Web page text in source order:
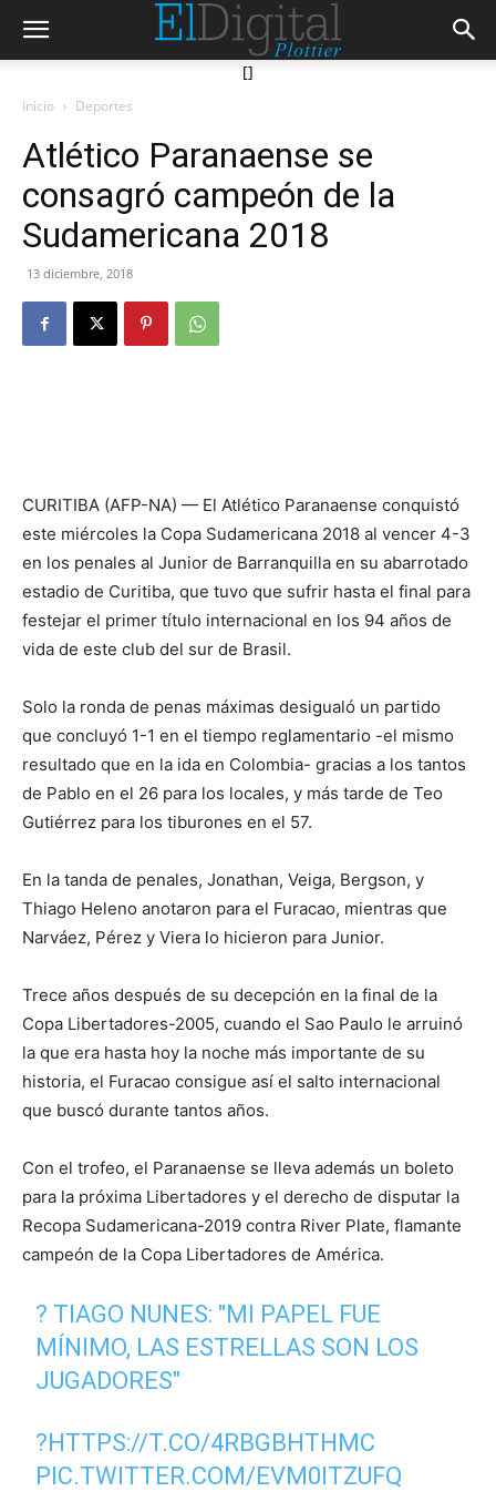
[]
Inicio Deportes
Atlético Paranaense se
consagró campeón de la
Sudamericana 2018
13 diciembre, 2018
CURITIBA (AFP-NA) — El Atlético Paranaense conquistó
este miércoles la Copa Sudamericana 2018 al vencer 4-3
en los penales al Junior de Barranquilla en su abarrotado
estadio de Curitiba, que tuvo que sufrir hasta el final para
festejar el primer título internacional en los 94 años de
vida de este club del sur de Brasil.
Solo la ronda de penas máximas desigualó un partido
que concluyó 1-1 en el tiempo reglamentario -el mismo
resultado que en la ida en Colombia- gracias a los tantos
de Pablo en el 26 para los locales, y más tarde de Teo
Gutiérrez para los tiburones en el 57.
En la tanda de penales, Jonathan, Veiga, Bergson, y
Thiago Heleno anotaron para el Furacao, mientras que
Narváez, Pérez y Viera lo hicieron para Junior.
Trece años después de su decepción en la final de la
Copa Libertadores-2005, cuando el Sao Paulo le arruinó
la que era hasta hoy la noche más importante de su
historia, el Furacao consigue así el salto internacional
que buscó durante tantos años.
Con el trofeo, el Paranaense se lleva además un boleto
para la próxima Libertadores y el derecho de disputar la
Recopa Sudamericana-2019 contra River Plate, flamante
campeón de la Copa Libertadores de América.
?️ TIAGO NUNES: "MI PAPEL FUE
MÍNIMO, LAS ESTRELLAS SON LOS
JUGADORES"
?HTTPS://T.CO/4RBGBHTHMC
PIC.TWITTER.COM/EVM0ITZUFQ